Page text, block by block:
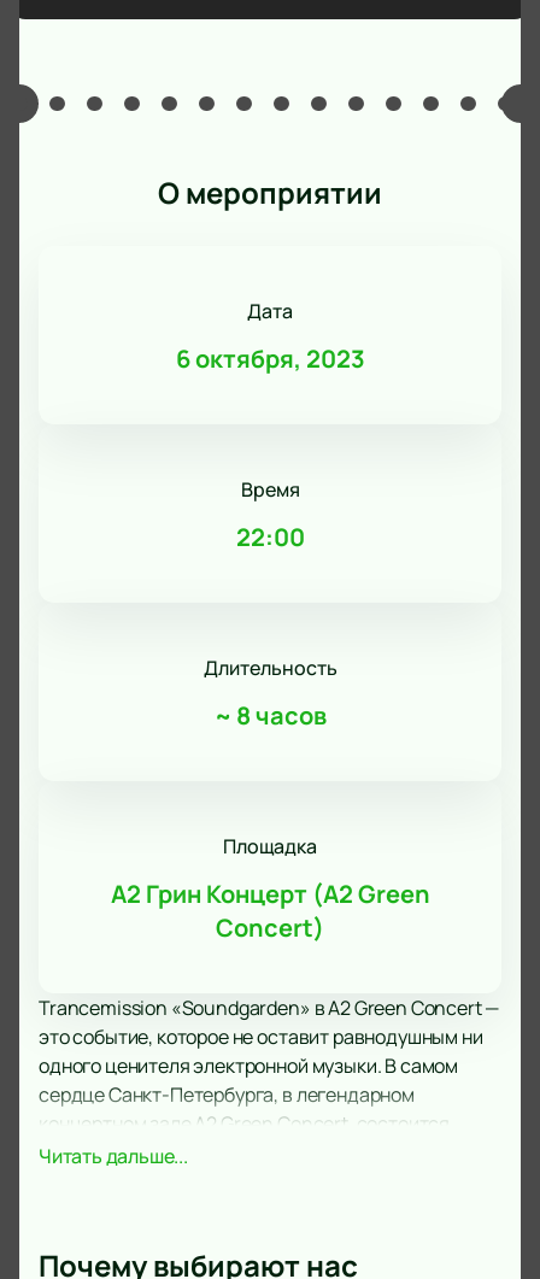
О мероприятии
Дата
6 октября, 2023
Время
22:00
Длительность
~ 8 часов
Площадка
А2 Грин Концерт (A2 Green
Concert)
Trancemission «Soundgarden» в A2 Green Concert —
это событие, которое не оставит равнодушным ни
одного ценителя электронной музыки. В самом
сердце Санкт-Петербурга, в легендарном
концертном зале A2 Green Concert, состоится
незабываемое шоу, которое погрузит вас в мир
мир звуков и световых эффектов. Каждый трек,
Читать дальше...
Почему выбирают нас